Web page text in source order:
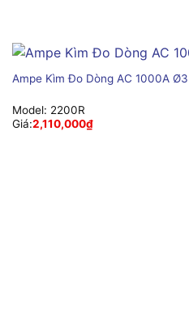
Ampe Kìm Đo Dòng AC 1000A
Model: 2200R
Giá:2,110,000₫